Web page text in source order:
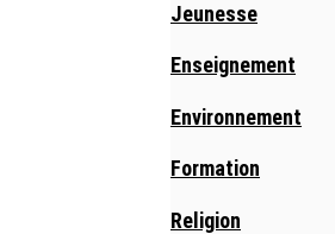
Jeunesse
Enseignement
Environnement
Formation
Religion